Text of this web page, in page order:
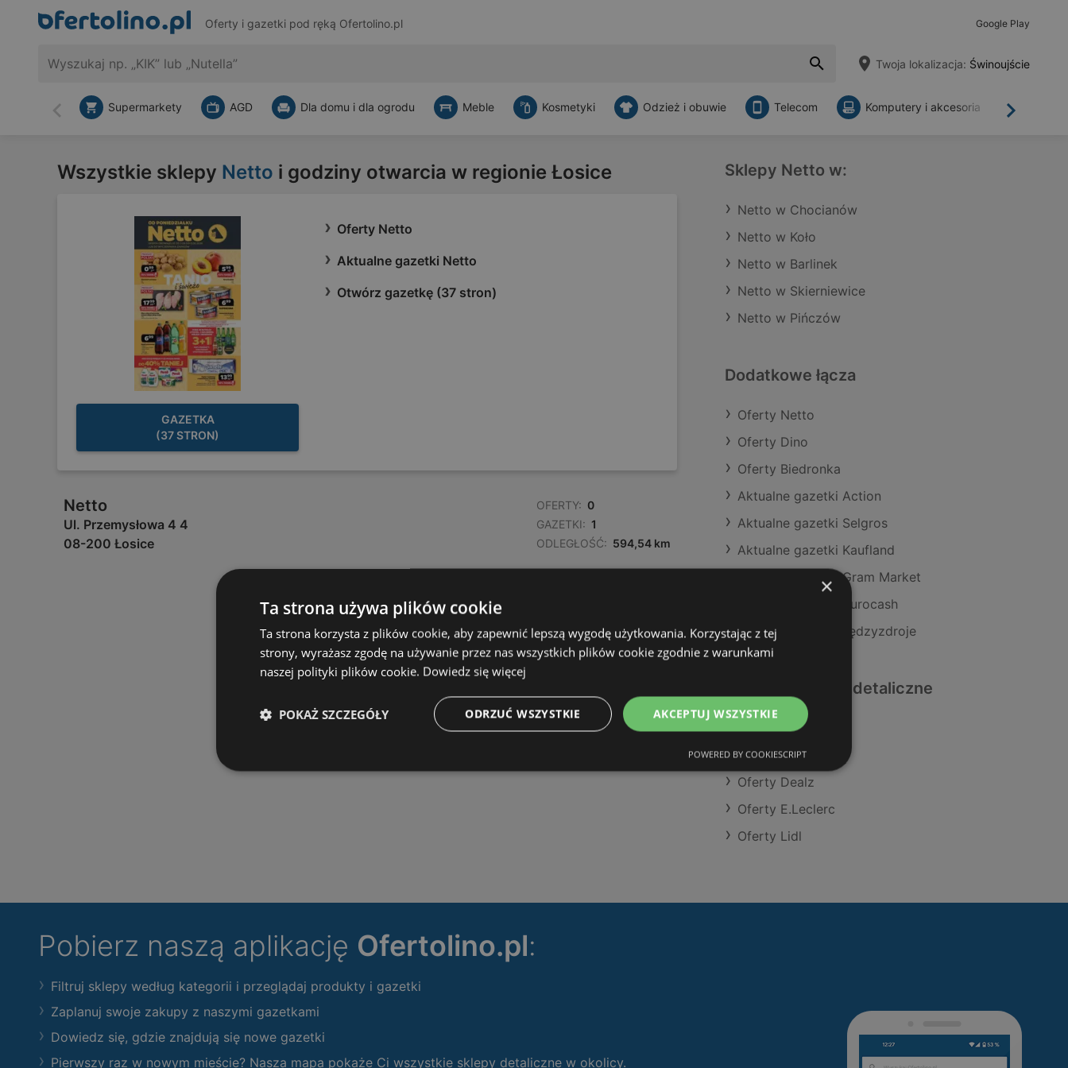
Oferty i gazetki pod ręką Ofertolino.pl Google Play
Twoja lokalizacja: Świnoujście
Wstecz Dalej
Supermarkety AGD Dla domu i dla ogrodu Meble Kosmetyki Odzież i obuwie Telecom Komputery i akcesoria
Wszystkie sklepy Netto i godziny otwarcia w regionie Łosice
GAZETKA
(37 STRON)
Oferty Netto
Aktualne gazetki Netto
Otwórz gazetkę (37 stron)
Netto
Ul. Przemysłowa 4 4
08-200 Łosice
OFERTY: 0
GAZETKI: 1
ODLEGŁOŚĆ: 594,54 km
Sklepy Netto w:
Netto w Chocianów
Netto w Koło
Netto w Barlinek
Netto w Skierniewice
Netto w Pińczów
Dodatkowe łącza
Oferty Netto
Oferty Dino
Oferty Biedronka
Aktualne gazetki Action
Aktualne gazetki Selgros
Aktualne gazetki Kaufland
Aktualne gazetki Gram Market
Aktualne gazetki Eurocash
Sklepy Netto w Międzyzdroje
Podobne sklepy detaliczne
Oferty Action
Oferty Selgros
Oferty Dealz
Oferty E.Leclerc
Oferty Lidl
Pobierz naszą aplikację Ofertolino.pl:
Filtruj sklepy według kategorii i przeglądaj produkty i gazetki
Zaplanuj swoje zakupy z naszymi gazetkami
Dowiedz się, gdzie znajdują się nowe gazetki
Pierwszy raz w nowym mieście? Nasza mapa pokaże Ci wszystkie sklepy detaliczne w okolicy.
×
Ta strona używa plików cookie
Ta strona korzysta z plików cookie, aby zapewnić lepszą wygodę użytkowania. Korzystając z tej
strony, wyrażasz zgodę na używanie przez nas wszystkich plików cookie zgodnie z warunkami
naszej polityki plików cookie. Dowiedz się więcej
AKCEPTUJ WSZYSTKIE
ODRZUĆ WSZYSTKIE
POKAŻ SZCZEGÓŁY
POWERED BY COOKIESCRIPT